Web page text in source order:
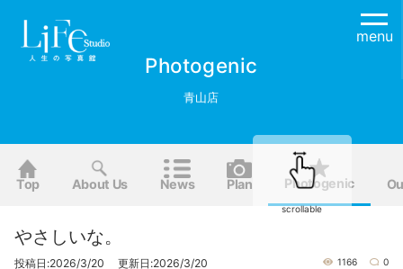
menu
Photogenic
青山店
Top About Us News Plan Photogenic
scrollable
やさしいな。
投稿日:2026/3/20 更新日:2026/3/20 1166 0